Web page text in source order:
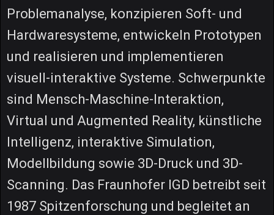
Problemanalyse, konzipieren Soft- und
Hardwaresysteme, entwickeln Prototypen
und realisieren und implementieren
visuell-interaktive Systeme. Schwerpunkte
sind Mensch-Maschine-Interaktion,
Virtual und Augmented Reality, künstliche
Intelligenz, interaktive Simulation,
Modellbildung sowie 3D-Druck und 3D-
Scanning. Das Fraunhofer IGD betreibt seit
1987 Spitzenforschung und begleitet an